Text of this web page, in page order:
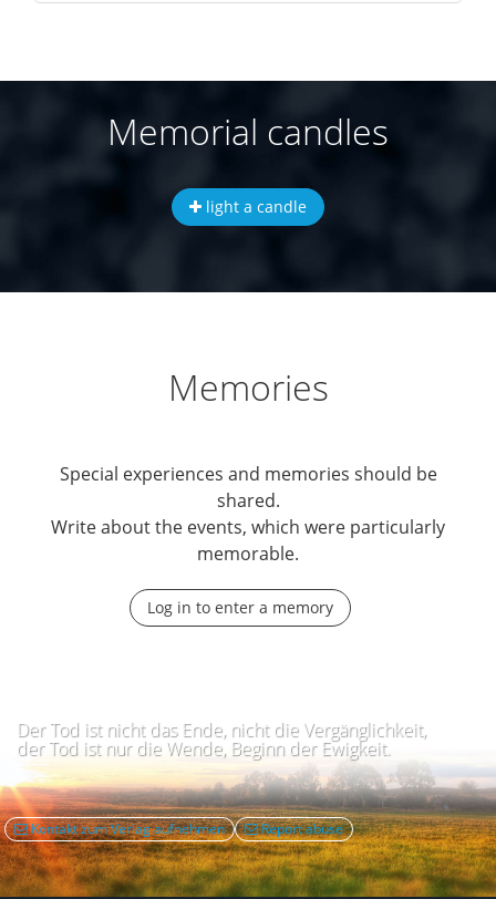
Memorial candles
light a candle
Memories
Special experiences and memories should be
shared.
Write about the events, which were particularly
memorable.
Log in to enter a memory
Der Tod ist nicht das Ende, nicht die Vergänglichkeit,
der Tod ist nur die Wende, Beginn der Ewigkeit.
Kontakt zum Verlag aufnehmen Report abuse